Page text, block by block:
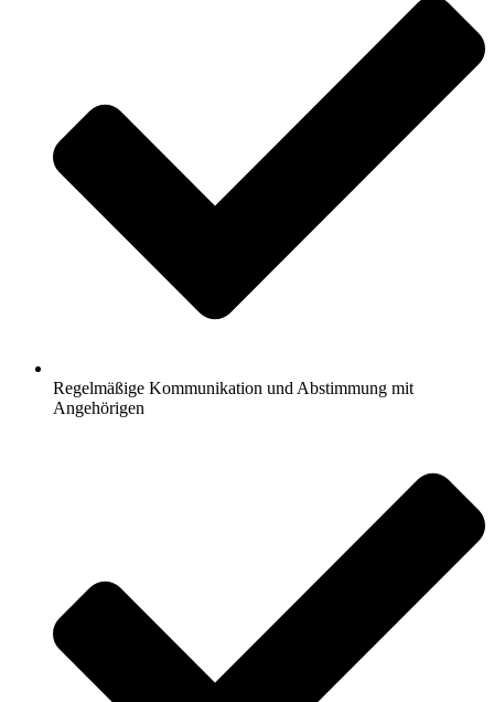
Regelmäßige Kommunikation und Abstimmung mit
Angehörigen